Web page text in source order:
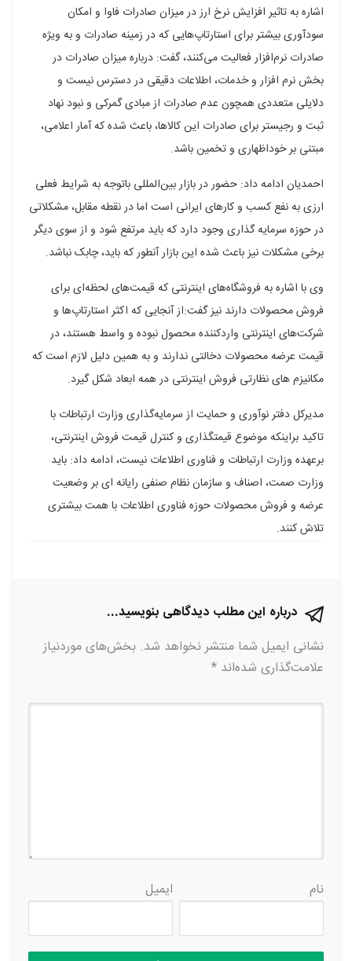
اشاره به تاثیر افزایش نرخ ارز در میزان صادرات فاوا و امکان
سودآوری بیشتر برای استارتاپ‌هایی که در زمینه صادرات و به ویژه
صادرات نرم‌افزار فعالیت می‌کنند، گفت: درباره میزان صادرات در
بخش نرم افزار و خدمات، اطلاعات دقیقی در دسترس نیست و
دلایلی متعددی همچون عدم صادرات از مبادی گمرکی و نبود نهاد
ثبت و رجیستر برای صادرات این کالاها، باعث شده که آمار اعلامی،
مبتنی بر خوداظهاری و تخمین باشد.
احمدیان ادامه داد: حضور در بازار بین‌المللی باتوجه به شرایط فعلی
ارزی به نفع کسب و کارهای ایرانی است اما در نقطه مقابل، مشکلاتی
در حوزه سرمایه گذاری وجود دارد که باید مرتفع شود و از سوی دیگر
برخی مشکلات نیز باعث شده این بازار آنطور که باید، چابک نباشد.
وی با اشاره به فروشگاه‌های اینترنتی که قیمت‌های لحظه‌ای برای
فروش محصولات دارند نیز گفت:از آنجایی که اکثر استارتاپ‌ها و
شرکت‌های اینترنتی واردکننده محصول نبوده و واسط هستند، در
قیمت عرضه محصولات دخالتی ندارند و به همین دلیل لازم است که
مکانیزم های نظارتی فروش اینترنتی در همه ابعاد شکل گیرد.
مدیرکل دفتر نوآوری و حمایت از سرمایه‌گذاری وزارت ارتباطات با
تاکید براینکه موضوع قیمتگذاری و کنترل قیمت فروش اینترنتی،
برعهده وزارت ارتباطات و فناوری اطلاعات نیست، ادامه داد: باید
وزارت صمت، اصناف و سازمان نظام صنفی رایانه ای بر وضعیت
عرضه و فروش محصولات حوزه فناوری اطلاعات با همت بیشتری
تلاش کنند.
درباره این مطلب دیدگاهی بنویسید...
نشانی ایمیل شما منتشر نخواهد شد. بخش‌های موردنیاز
علامت‌گذاری شده‌اند *
نام ایمیل